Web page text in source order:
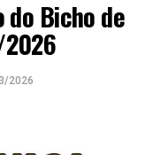
do Bicho de
2026